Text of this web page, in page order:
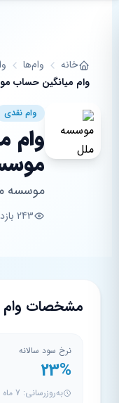
خانه وام‌ها
وام میانگین حساب
وام نقدی
وام
موسسه
243 بازدید
مشخصات وام
نرخ سود سالانه
23%
به‌روزرسانی: 7 ماه پیش